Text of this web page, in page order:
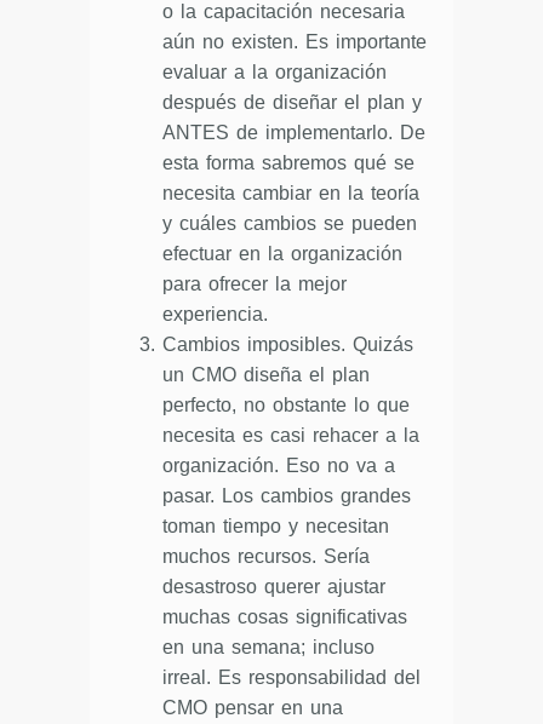
o la capacitación necesaria
aún no existen. Es importante
evaluar a la organización
después de diseñar el plan y
ANTES de implementarlo. De
esta forma sabremos qué se
necesita cambiar en la teoría
y cuáles cambios se pueden
efectuar en la organización
para ofrecer la mejor
experiencia.
Cambios imposibles. Quizás
un CMO diseña el plan
perfecto, no obstante lo que
necesita es casi rehacer a la
organización. Eso no va a
pasar. Los cambios grandes
toman tiempo y necesitan
muchos recursos. Sería
desastroso querer ajustar
muchas cosas significativas
en una semana; incluso
irreal. Es responsabilidad del
CMO pensar en una